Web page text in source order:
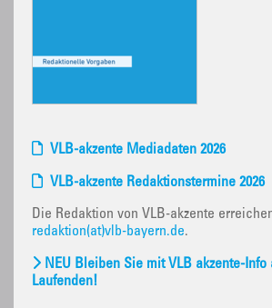
VLB-akzente Mediadaten 2026
VLB-akzente Redaktionstermine 2026
Die Redaktion von VLB-akzente
redaktion(at)vlb-bayern.de.
NEU Bleiben Sie mit VLB akzente-Info
Laufenden!